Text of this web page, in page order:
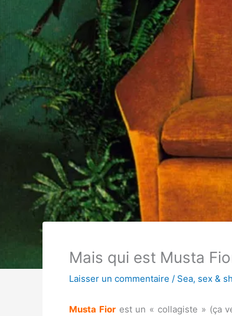
Mais qui est Musta
Laisser un commentaire / Sea, sex &
Musta Fiorest un « collagiste » (ça